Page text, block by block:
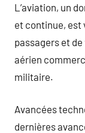
L’aviation, un
et continue, est
passagers et
aérien
militaire.
Avancées
dernières